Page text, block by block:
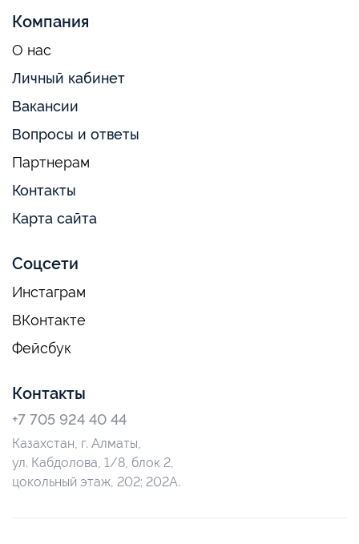
Компания
О нас
Личный кабинет
Вакансии
Вопросы и ответы
Партнерам
Контакты
Карта сайта
Соцсети
Инстаграм
ВКонтакте
Фейсбук
Контакты
+7 705 924 40 44
Казахстан, г. Алматы,
ул. Кабдолова, 1/8, блок 2,
цокольный этаж, 202; 202А.